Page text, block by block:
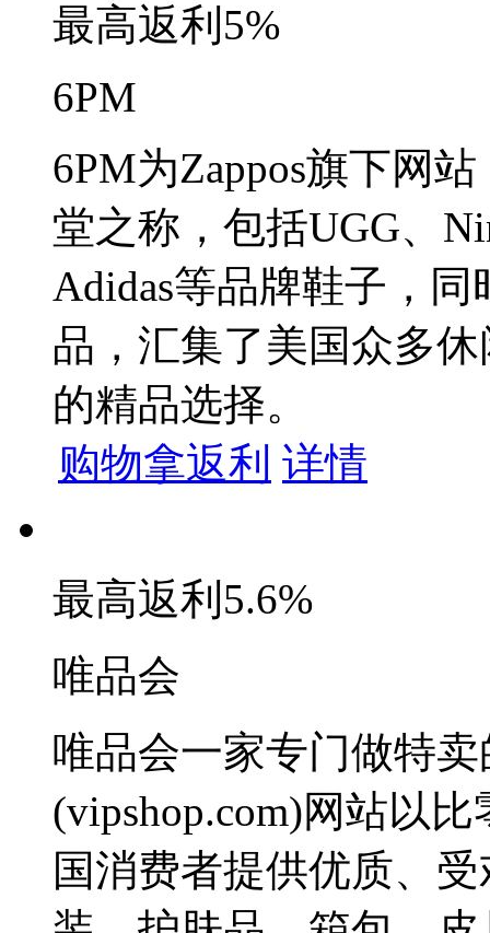
最高返利 5%
6PM
6PM为Zappos旗下网
堂之称，包括UGG、
Adidas等品牌鞋子，
品，汇集了美国众多
的精品选择。
购物拿返利 详情
最高返利 5.6%
唯品会
唯品会一家专门做特
(vipshop.com)网站以
国消费者提供优质、